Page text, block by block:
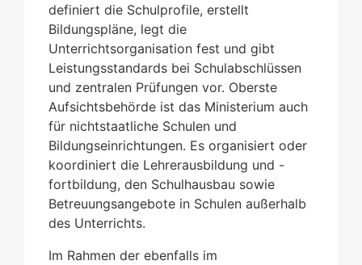
definiert die Schulprofile, erstellt
Bildungspläne, legt die
Unterrichtsorganisation fest und gibt
Leistungsstandards bei Schulabschlüssen
und zentralen Prüfungen vor. Oberste
Aufsichtsbehörde ist das Ministerium auch
für nichtstaatliche Schulen und
Bildungseinrichtungen. Es organisiert oder
koordiniert die Lehrerausbildung und -
fortbildung, den Schulhausbau sowie
Betreuungsangebote in Schulen außerhalb
des Unterrichts.
Im Rahmen der ebenfalls im